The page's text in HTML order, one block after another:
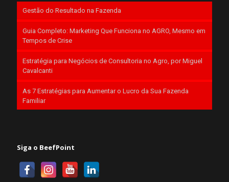
Gestão do Resultado na Fazenda
Guia Completo: Marketing Que Funciona no AGRO, Mesmo em
Tempos de Crise
Estratégia para Negócios de Consultoria no Agro, por Miguel
Cavalcanti
As 7 Estratégias para Aumentar o Lucro da Sua Fazenda
Familiar
Siga o BeefPoint